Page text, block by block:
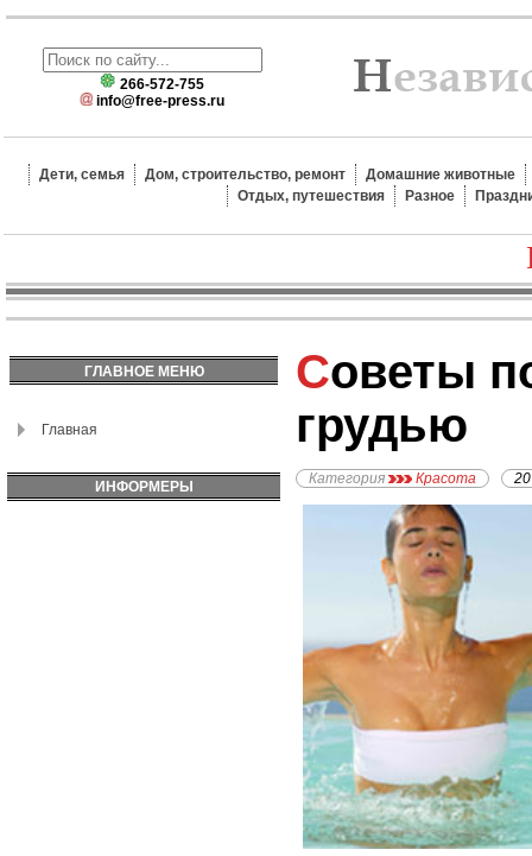
266-572-755
info@free-press.ru
Дети, семья Дом, строительство, ремонт
Домашние животные
Отдых, путешествия
Разное
ГЛАВНОЕ МЕНЮ
Главная
ИНФОРМЕРЫ
Советы по уходу за
грудью
Категория Красота